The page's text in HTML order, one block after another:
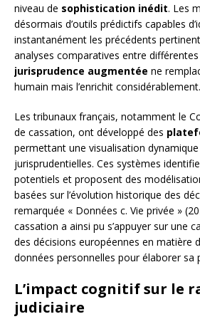
niveau de sophistication inédit. Les
désormais d’outils prédictifs capables
instantanément les précédents
analyses comparatives entre
jurisprudence augmentée ne
humain mais l’enrichit considérablement.
Les tribunaux français, notamment le
de cassation, ont développé des
permettant une visualisation
jurisprudentielles. Ces systèmes
potentiels et proposent des
basées sur l’évolution historique des
remarquée « Données c. Vie privée »
cassation a ainsi pu s’appuyer sur une
des décisions européennes en matière
données personnelles pour élaborer sa
L’impact cognitif sur le
judiciaire